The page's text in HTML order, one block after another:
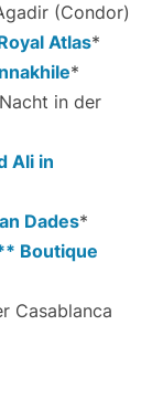
(Condor)
Atlas*
*
in der
Ali in
Dades*
Boutique
Casablanca